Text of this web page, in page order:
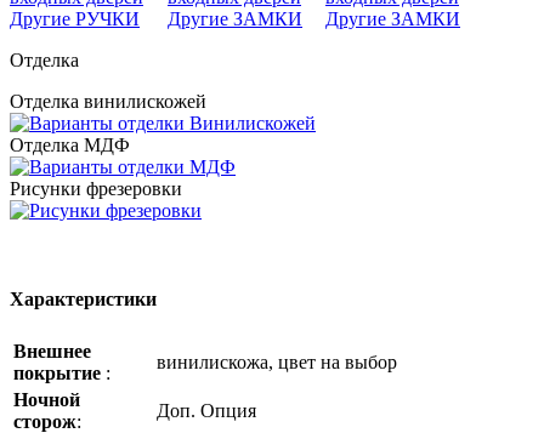
Другие РУЧКИ Другие ЗАМКИ
Другие ЗАМКИ
Отделка
Отделка винилискожей
Отделка МДФ
Рисунки фрезеровки
Характеристики
Внешнее
покрытие :
винилискожа, цвет на выбор
Ночной
сторож:
Доп. Опция